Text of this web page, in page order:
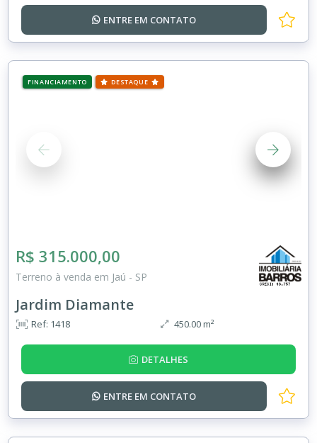
ENTRE EM CONTATO
FINANCIAMENTO DESTAQUE
R$ 315.000,00
Terreno à venda em Jaú - SP
Jardim Diamante
Ref: 1418 450.00 m²
DETALHES
ENTRE EM CONTATO